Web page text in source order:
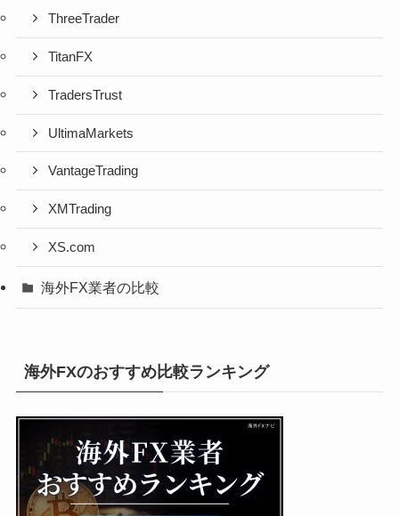
ThreeTrader
TitanFX
TradersTrust
UltimaMarkets
VantageTrading
XMTrading
XS.com
海外FX業者の比較
海外FXのおすすめ比較ランキング